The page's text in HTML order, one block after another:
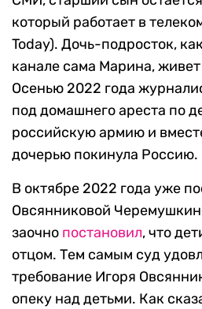
который работает в
Today). Дочь-подросток,
канале сама Марина,
Осенью 2022 года
под домашнего ареста по
российскую армию и
дочерью покинула Россию.
В октябре 2022 года уже
Овсянниковой
заочно постановил, что
отцом. Тем самым суд
требование Игоря
опеку над детьми. Как